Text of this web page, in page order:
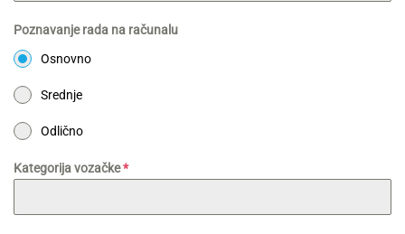
Poznavanje rada na računalu
Osnovno
Srednje
Odlično
Kategorija vozačke*